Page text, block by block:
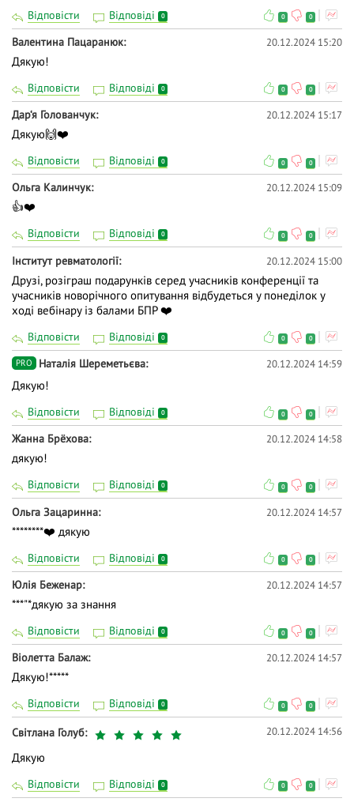
Відповісти Відповіді 0 0 0
Валентина Пацаранюк 20.12.2024 15:20
Дякую!
Відповісти Відповіді 0 0 0
Дар‘я Голованчук 20.12.2024 15:17
Дякую🙌❤️
Відповісти Відповіді 0 0 0
Ольга Калинчук 20.12.2024 15:09
👍❤️
Відповісти Відповіді 0 0 0
Інститут ревматології 20.12.2024 15:00
Друзі, розіграш подарунків серед учасників конференції та
учасників новорічного опитування відбудеться у понеділок у
ході вебінару із балами БПР ❤️
Відповісти Відповіді 0 0 0
PRO Наталія Шереметьєва 20.12.2024 14:59
Дякую!
Відповісти Відповіді 0 0 0
Жанна Брёхова 20.12.2024 14:58
дякую!
Відповісти Відповіді 0 0 0
Ольга Зацаринна 20.12.2024 14:57
********❤️ дякую
Відповісти Відповіді 0 0 0
Юлія Беженар 20.12.2024 14:57
***"*дякую за знання
Відповісти Відповіді 0 0 0
Віолетта Балаж 20.12.2024 14:57
Дякую!*****
Відповісти Відповіді 0 0 0
Світлана Голуб 20.12.2024 14:56
Дякую
Відповісти Відповіді 0 0 0